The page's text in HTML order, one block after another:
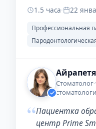
1.5 часа· 22
Профессиональная
“Пациентка
центр Prime